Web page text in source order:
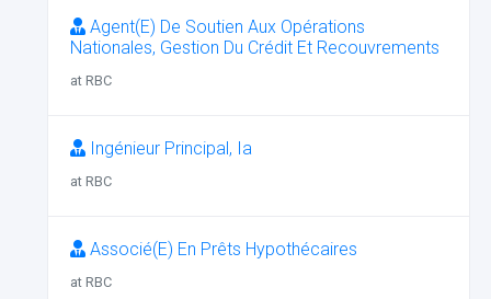
Agent(E) De Soutien Aux Opérations
Nationales, Gestion Du Crédit Et Recouvrements
at RBC
Ingénieur Principal, Ia
at RBC
Associé(E) En Prêts Hypothécaires
at RBC